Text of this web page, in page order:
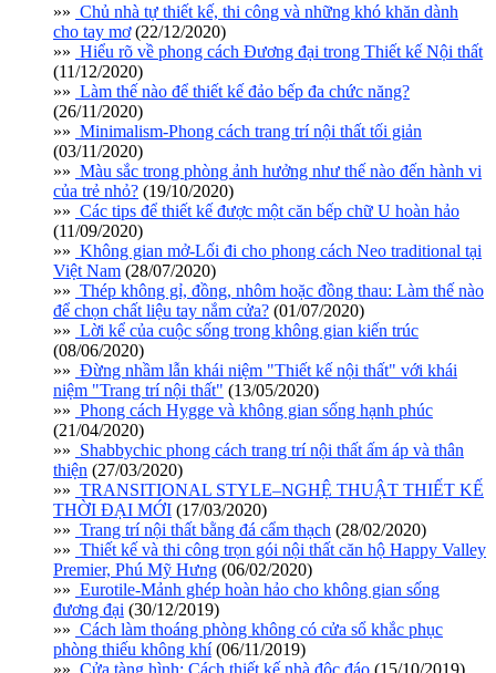
»» Chủ nhà tự thiết kế, thi công và những khó khăn dành
cho tay mơ(22/12/2020)
»» Hiểu rõ về phong cách Đương đại trong Thiết kế Nội thất
(11/12/2020)
»» Làm thế nào để thiết kế đảo bếp đa chức năng?
(26/11/2020)
»» Minimalism-Phong cách trang trí nội thất tối giản
(03/11/2020)
»» Màu sắc trong phòng ảnh hưởng như thế nào đến hành vi
của trẻ nhỏ? (19/10/2020)
»» Các tips để thiết kế được một căn bếp chữ U hoàn hảo
(11/09/2020)
»» Không gian mở-Lối đi cho phong cách Neo traditional tại
Việt Nam (28/07/2020)
»» Thép không gỉ, đồng, nhôm hoặc đồng thau: Làm thế nào
để chọn chất liệu tay nắm cửa? (01/07/2020)
»» Lời kể của cuộc sống trong không gian kiến trúc
(08/06/2020)
»» Đừng nhầm lẫn khái niệm "Thiết kế nội thất" với khái
niệm "Trang trí nội thất" (13/05/2020)
»» Phong cách Hygge và không gian sống hạnh phúc
(21/04/2020)
»» Shabbychic phong cách trang trí nội thất ấm áp và thân
thiện (27/03/2020)
»» TRANSITIONAL STYLE–NGHỆ THUẬT THIẾT KẾ
THỜI ĐẠI MỚI (17/03/2020)
»» Trang trí nội thất bằng đá cẩm thạch (28/02/2020)
»» Thiết kế và thi công trọn gói nội thất căn hộ Happy Valley
Premier, Phú Mỹ Hưng (06/02/2020)
»» Eurotile-Mảnh ghép hoàn hảo cho không gian sống
đương đại (30/12/2019)
»» Cách làm thoáng phòng không có cửa sổ khắc phục
phòng thiếu không khí(06/11/2019)
»» Cửa tàng hình: Cách thiết kế nhà độc đáo (15/10/2019)